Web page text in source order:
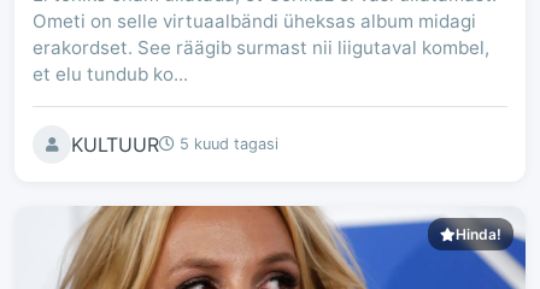
Ometi on selle virtuaalbändi üheksas album midagi
erakordset. See räägib surmast nii liigutaval kombel,
et elu tundub ko...
KULTUUR 5 kuud tagasi
Hinda!